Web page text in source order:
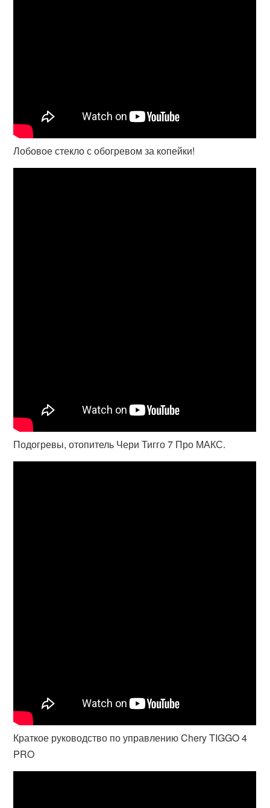
Лобовое стекло с обогревом за копейки!
Подогревы, отопитель Чери Тигго 7 Про МАКС.
Краткое руководство по управлению Chery TIGGO 4
PRO